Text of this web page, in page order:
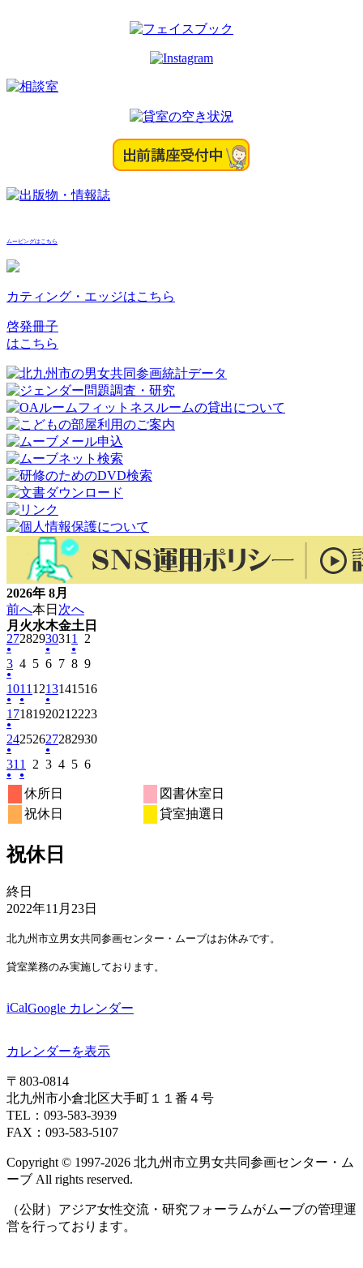
ムービングはこちら
カティング・エッジはこちら
啓発冊子
はこちら
2026年 8月
前へ本日 次へ
月 月
曜
火火
曜
水水
曜
日
木木
曜
金金
曜
日
土 土
曜
日
272026
7
27
日
●
(1
件
の
イ
ベ
ン
ト)
282026
7
28
292026
年
7
29
日
302026
7
30
●
(1
の
イ
ベ
ト)
31 2026
年
7
31
1
2026
8
1
●
(1
の
ベ
ト)
2
8
2
32026
8
月
3
●
(1
件
の
イ
ベ
ン
ト)
42026
8
4
52026
8
月
5
62026
8
6
72026
8
7
82026
8
8
92026
8
9
102026
年
8
10
●
(1
件
の
イ
ベ
ン
11 2026
8
11
●
(1
の
ベ
ン
ト)
122026
年
8
12
日
132026
8
13
●
(1
の
イ
ベ
ト)
142026
8
14
152026
8
15
162026
8
16
172026
8
17
日
●
(1
件
の
イ
ン
182026
8
18
192026
8
月
19
202026
8
20
21 2026
8
21
222026
8
22
232026
8
242026
8
月
24
日
●
(1
件
の
イ
ン
ト)
252026
8
25
日
262026
年
8
26
日
272026
8
27
日
●
(1
の
イ
ベ
282026
8
292026
8
302026
31 2026
年
8
月
31
日
●
(1
件
イ
ン
ト)
1
2026
9
月
1
●
(1
件
の
イ
ン
ト)
2 2026
9
月
2
32026
9
月
3
42026
52026
62026
休所日
図書休室日
祝休日
貸室抽選日
祝休日
祝
休
終日
2022年11月23日
北九州市立男女共同参画センター・ムーブはお休みです。
貸室業務のみ実施しております。
iCalGoogle カレンダー
カレンダーを表示
〒803‐0814
北九州市小倉北区大手町１１番４号
TEL：093‐583‐3939
FAX：093‐583‐5107
Copyright © 1997‐2026 北九州市立男女共同参画センター・ム
ーブ All rights reserved.
（公財）アジア女性交流・研究フォーラムがムーブの管理運
営を行っております。